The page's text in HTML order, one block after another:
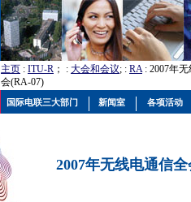
主页 : ITU-R ； : 大会和会议; : RA: 2007年
会(RA-07)
2007年无线电通信
国际电联三大部门 新闻室 各项活动